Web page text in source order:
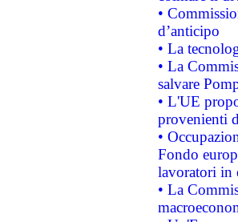
•
d’anticipo
• La
• La
salvare
• L'UE
provenienti
•
Fondo
lavoratori in
• La